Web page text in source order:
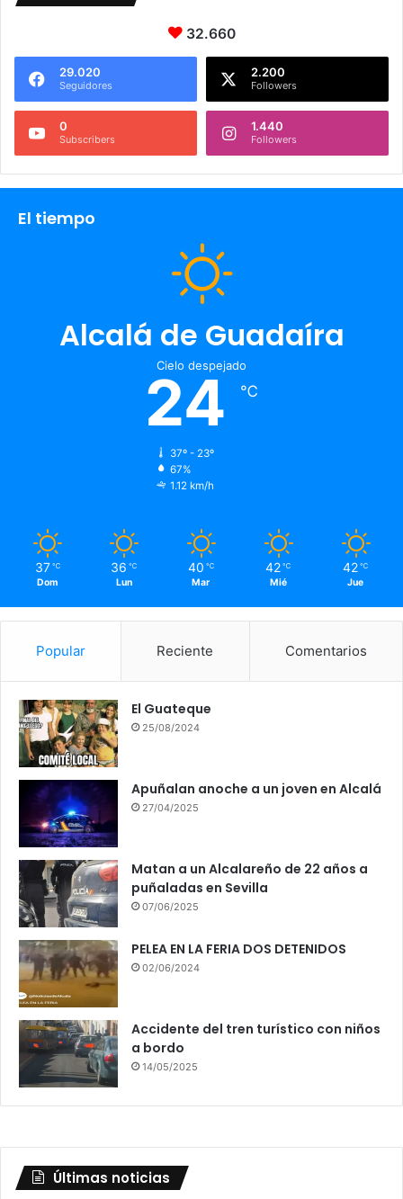
32.660
29.020
Seguidores
2.200
Followers
0
Subscribers
1.440
Followers
El tiempo
Alcalá de Guadaíra
Cielo despejado
24 ℃
37º - 23º
67%
1.12 km/h
37 ℃
Dom
36 ℃
Lun
40 ℃
Mar
42 ℃
Mié
42 ℃
Jue
Popular Reciente Comentarios
El Guateque
25/08/2024
Apuñalan anoche a un joven en Alcalá
27/04/2025
Matan a un Alcalareño de 22 años a
puñaladas en Sevilla
07/06/2025
PELEA EN LA FERIA DOS DETENIDOS
02/06/2024
Accidente del tren turístico con niños
a bordo
14/05/2025
Últimas noticias